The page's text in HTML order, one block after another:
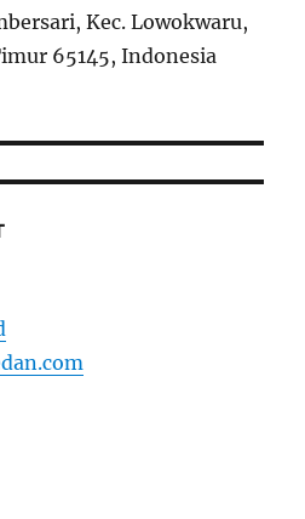
Kec. Lowokwaru,
65145, Indonesia